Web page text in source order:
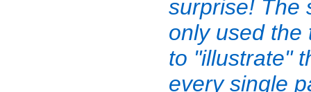
surprise! The
only used the
to "illustrate"
every single